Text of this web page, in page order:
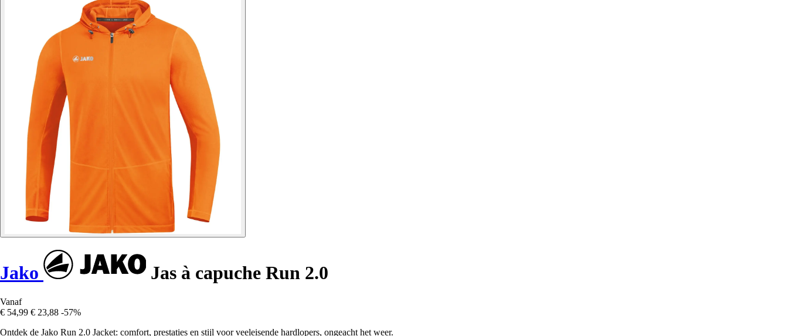
Jako Jas à capuche Run 2.0
Vanaf
€ 54,99 € 23,88 -57%
Ontdek de Jako Run 2.0 Jacket: comfort, prestaties en stijl voor veeleisende hardlopers, ongeacht het weer.